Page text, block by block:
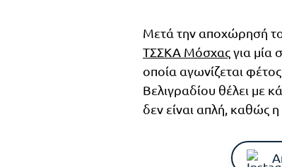
Μετά την αποχώρησή
ΤΣΣΚΑ Μόσχαςγια μία
οποία αγωνίζεται
Βελιγραδίου θέλει με
δεν είναι απλή, καθώς